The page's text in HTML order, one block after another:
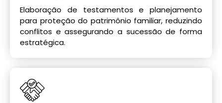
Elaboração de testamentos e planejamento
para proteção do patrimônio familiar, reduzindo
conflitos e assegurando a sucessão de forma
estratégica.